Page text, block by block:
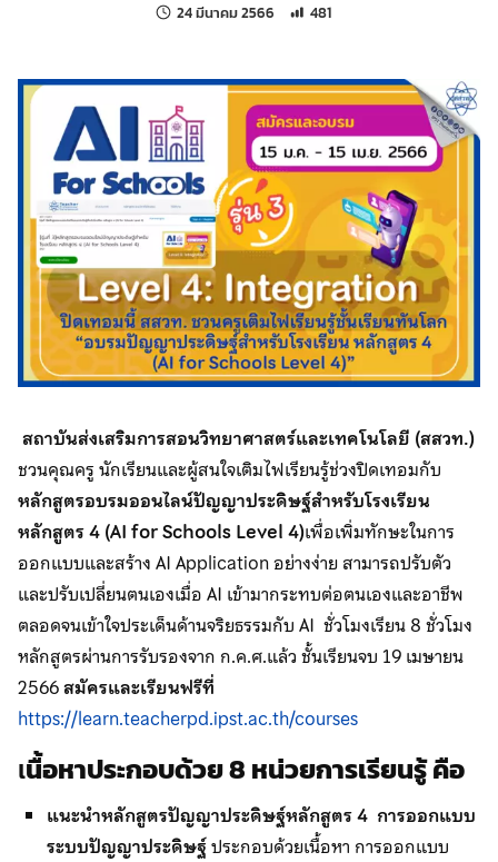
24 มีนาคม 2566 แก้ไขล่าสุดเมื่อ:
จำนวนการเข้าชม 481 ครั้ง
481
สถาบันส่งเสริมการสอนวิทยาศาสตร์และเทคโนโลยี (สสวท.)
ชวนคุณครู นักเรียนและผู้สนใจเติมไฟเรียนรู้ช่วงปิดเทอมกับ
หลักสูตรอบรมออนไลน์ปัญญาประดิษฐ์สำหรับโรงเรียน
หลักสูตร 4 (AI for Schools Level 4)เพื่อเพิ่มทักษะในการ
ออกแบบและสร้าง AI Application อย่างง่าย สามารถปรับตัว
และปรับเปลี่ยนตนเองเมื่อ AI เข้ามากระทบต่อตนเองและอาชีพ
ตลอดจนเข้าใจประเด็นด้านจริยธรรมกับ AI ชั่วโมงเรียน 8 ชั่วโมง
หลักสูตรผ่านการรับรองจาก ก.ค.ศ.แล้ว ชั้นเรียนจบ 19 เมษายน
2566สมัครและเรียนฟรีที่
https://learn.teacherpd.ipst.ac.th/courses
เนื้อหาประกอบด้วย 8 หน่วยการเรียนรู้ คือ
แนะนำหลักสูตรปัญญาประดิษฐ์หลักสูตร 4 การออกแบบ
ระบบปัญญาประดิษฐ์ประกอบด้วยเนื้อหา การออกแบบ